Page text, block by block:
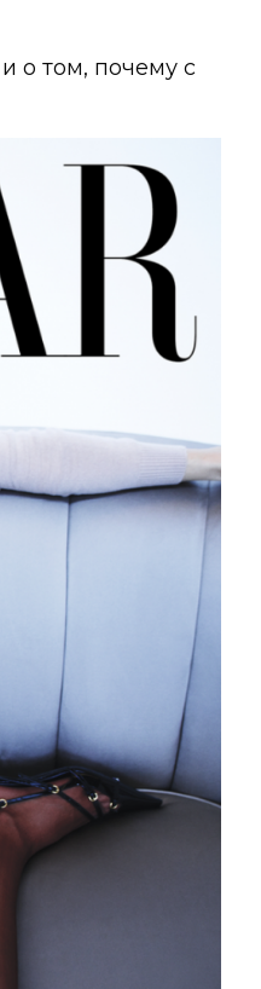
о том, почему с